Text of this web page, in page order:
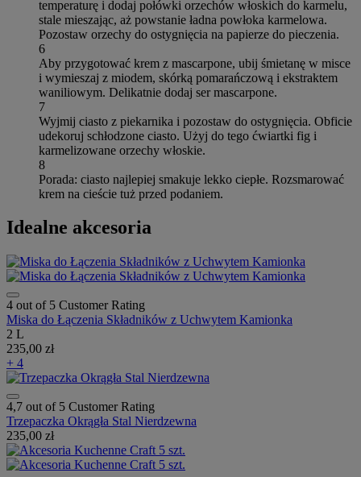
temperaturę i dodaj połówki orzechów włoskich do karmelu,
stale mieszając, aż powstanie ładna powłoka karmelowa.
Pozostaw orzechy do ostygnięcia na papierze do pieczenia.
6
Aby przygotować krem z mascarpone, ubij śmietanę w misce
i wymieszaj z miodem, skórką pomarańczową i ekstraktem
waniliowym. Delikatnie dodaj ser mascarpone.
7
Wyjmij ciasto z piekarnika i pozostaw do ostygnięcia. Obficie
udekoruj schłodzone ciasto. Użyj do tego ćwiartki fig i
karmelizowane orzechy włoskie.
8
Porada: ciasto najlepiej smakuje lekko ciepłe. Rozsmarować
krem na cieście tuż przed podaniem.
Idealne akcesoria
4 out of 5 Customer Rating
Miska do Łączenia Składników z Uchwytem Kamionka
2 L
235,00 zł
+ 4
4,7 out of 5 Customer Rating
Trzepaczka Okrągła Stal Nierdzewna
235,00 zł